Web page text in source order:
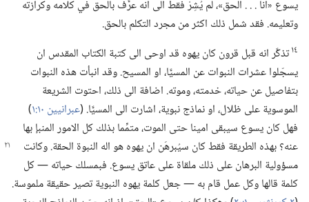
يسوع «انا .‏ .‏ .‏ الحق»،‏ لم يُشِرْ فقط الى انه عرَّف بالحق في كلامه وكرازته
وتعليمه.‏ فقد شمل ذلك اكثر من مجرد التكلم بالحق.‏
١٤تذكَّر انه قبل قرون كان يهوه قد اوحى الى كتبة الكتاب المقدس ان
يسجّلوا عشرات النبوات عن المسيَّا،‏ او المسيح.‏ وقد انبأت هذه النبوات
بتفاصيل عن حياته،‏ خدمته،‏ وموته.‏ اضافة الى ذلك،‏ احتوت الشريعة
الموسوية على ظلال،‏ او نماذج نبوية،‏ اشارت الى المسيَّا.‏ (‏عبرانيين ١٠:‏١
‏)‏
فهل كان يسوع سيبقى امينا حتى الموت،‏ متمِّما بذلك كل الامور المنبإ بها
عنه؟‏ بهذه الطريقة فقطكان سيُبرهَن ان يهوه هو اله النبوة الحقة.‏ وكانت
مسؤولية البرهان على ذلك ملقاة على عاتق يسوع.‏ فبمسلك حياته —‏ كل
كلمة قالها وكل عمل قام به —‏ جعل كلمة يهوه النبوية تصير حقيقة ملموسة.‏